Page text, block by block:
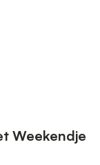
Weekendje